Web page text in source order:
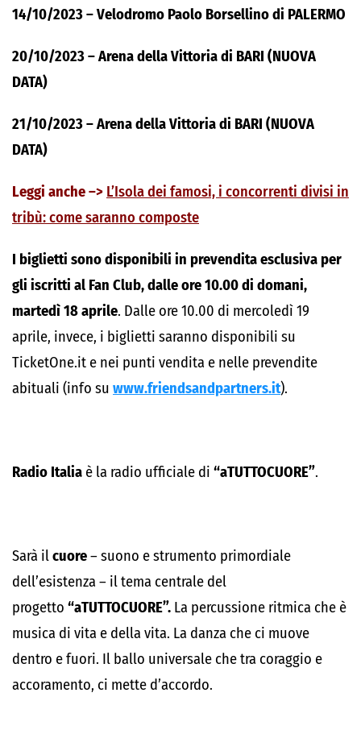
14/10/2023 – Velodromo Paolo Borsellino di PALERMO
20/10/2023 – Arena della Vittoria di BARI (NUOVA
DATA)
21/10/2023 – Arena della Vittoria di BARI (NUOVA
DATA)
Leggi anche –> L’Isola dei famosi, i concorrenti divisi in
tribù: come saranno composte
I biglietti sono disponibili in prevendita esclusiva per
gli iscritti al Fan Club, dalle ore 10.00 di domani,
martedì 18 aprile. Dalle ore 10.00 di mercoledì 19
aprile, invece, i biglietti saranno disponibili su
TicketOne.it e nei punti vendita e nelle prevendite
abituali (info su www.friendsandpartners.it).
Radio Italia è la radio ufficiale di “aTUTTOCUORE”.
Sarà ilcuore– suono e strumento primordiale
dell’esistenza – il tema centrale del
progetto “aTUTTOCUORE”. La percussione ritmica che è
musica di vita e della vita. La danza che ci muove
dentro e fuori. Il ballo universale che tra coraggio e
accoramento, ci mette d’accordo.